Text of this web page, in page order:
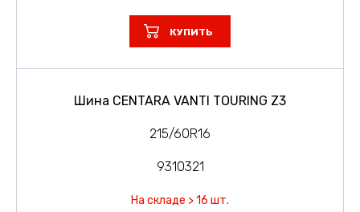
КУПИТЬ
Шина CENTARA VANTI TOURING Z3
215/60R16
9310321
На складе > 16 шт.